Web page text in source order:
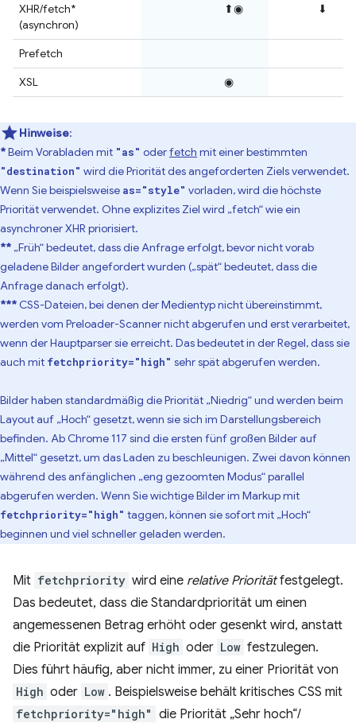
XHR/fetch*
(asynchron)
⬆◉ ⬇
Prefetch
XSL
◉
Hinweise:
*Beim Vorabladen mit "as" oderfetch mit einer bestimmten
"destination" wird die Priorität des angeforderten Ziels verwendet.
Wenn Sie beispielsweise as="style" vorladen, wird die höchste
Priorität verwendet. Ohne explizites Ziel wird „fetch“ wie ein
asynchroner XHR priorisiert.
** „Früh“ bedeutet, dass die Anfrage erfolgt, bevor nicht vorab
geladene Bilder angefordert wurden („spät“ bedeutet, dass die
Anfrage danach erfolgt).
*** CSS-Dateien, bei denen der Medientyp nicht übereinstimmt,
werden vom Preloader-Scanner nicht abgerufen und erst verarbeitet,
wenn der Hauptparser sie erreicht. Das bedeutet in der Regel, dass sie
auch mit fetchpriority="high" sehr spät abgerufen werden.
Bilder haben standardmäßig die Priorität „Niedrig“ und werden beim
Layout auf „Hoch“ gesetzt, wenn sie sich im Darstellungsbereich
befinden. Ab Chrome 117 sind die ersten fünf großen Bilder auf
„Mittel“ gesetzt, um das Laden zu beschleunigen. Zwei davon können
während des anfänglichen „eng gezoomten Modus“ parallel
abgerufen werden. Wenn Sie wichtige Bilder im Markup mit
fetchpriority="high" taggen, können sie sofort mit „Hoch“
beginnen und viel schneller geladen werden.
Mit fetchpriority wird eine relative Prioritätfestgelegt.
Das bedeutet, dass die Standardpriorität um einen
angemessenen Betrag erhöht oder gesenkt wird, anstatt
die Priorität explizit auf High oder Low festzulegen.
Dies führt häufig, aber nicht immer, zu einer Priorität von
High oder Low . Beispielsweise behält kritisches CSS mit
fetchpriority="high" die Priorität „Sehr hoch“/